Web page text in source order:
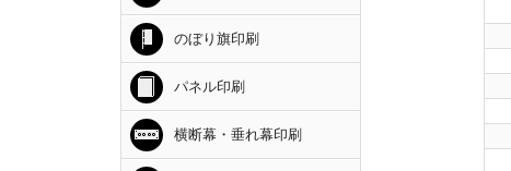
のぼり旗印刷
パネル印刷
横断幕・垂れ幕印刷